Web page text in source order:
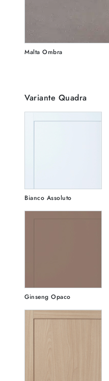
Malta Ombra
Variante Quadra
Bianco Assoluto
Ginseng Opaco